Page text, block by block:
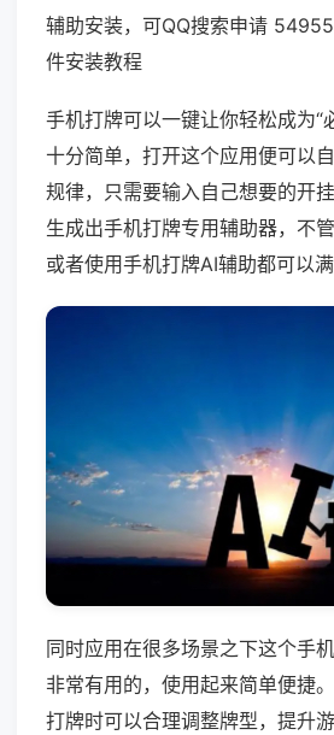
辅助安装，可QQ搜索申请
件安装教程
手机打牌可以一键让你轻松成为“
十分简单，打开这个应用便可以
规律，只需要输入自己想要的开
生成出手机打牌专用辅助器，不
或者使用手机打牌AI辅助都可以满
同时应用在很多场景之下这个手
非常有用的，使用起来简单便捷
打牌时可以合理调整牌型，提升